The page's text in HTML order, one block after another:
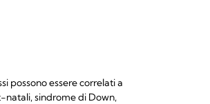
possono essere correlati a
natali, sindrome di Down,